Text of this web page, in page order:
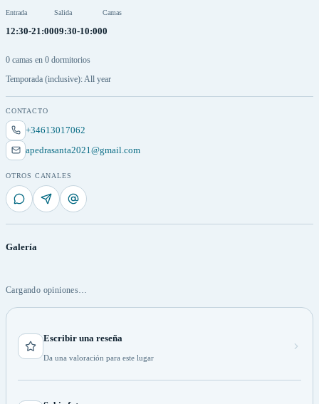
Entrada
12:30-21:00
Salida
09:30-10:00
Camas
0
0 camas en 0 dormitorios
Temporada (inclusive): All year
CONTACTO
+34613017062
apedrasanta2021@gmail.com
OTROS CANALES
Galería
Cargando opiniones…
Escribir una reseña
Da una valoración para este lugar